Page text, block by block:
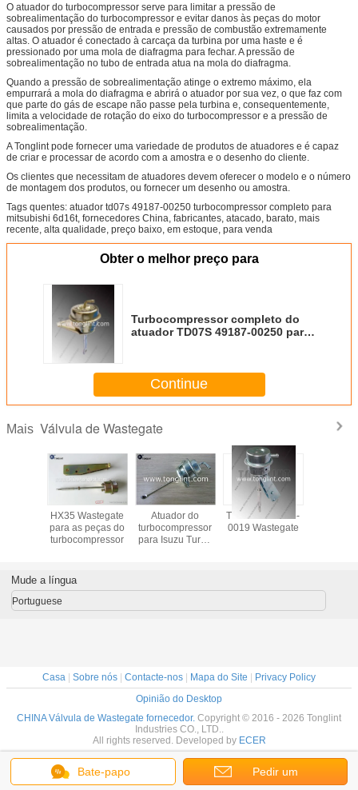
O atuador do turbocompressor serve para limitar a pressão de
sobrealimentação do turbocompressor e evitar danos às peças do motor
causados por pressão de entrada e pressão de combustão extremamente
altas. O atuador é conectado à carcaça da turbina por uma haste e é
pressionado por uma mola de diafragma para fechar. A pressão de
sobrealimentação no tubo de entrada atua na mola do diafragma.
Quando a pressão de sobrealimentação atinge o extremo máximo, ela
empurrará a mola do diafragma e abrirá o atuador por sua vez, o que faz com
que parte do gás de escape não passe pela turbina e, consequentemente,
limita a velocidade de rotação do eixo do turbocompressor e a pressão de
sobrealimentação.
A Tonglint pode fornecer uma variedade de produtos de atuadores e é capaz
de criar e processar de acordo com a amostra e o desenho do cliente.
Os clientes que necessitam de atuadores devem oferecer o modelo e o número
de montagem dos produtos, ou fornecer um desenho ou amostra.
Tags quentes: atuador td07s 49187-00250 turbocompressor completo para
mitsubishi 6d16t, fornecedores China, fabricantes, atacado, barato, mais
recente, alta qualidade, preço baixo, em estoque, para venda
Obter o melhor preço para
Turbocompressor completo do
atuador TD07S 49187-00250 para
Continue
Mais Válvula de Wastegate
HX35 Wastegate
para as peças do
turbocompressor
Atuador do
turbocompressor
para Isuzu Turbo
TB2818 702365-
0019 Wastegate
Bate-papo Pedir um
Mude a língua
Portuguese
Casa | Sobre nós | Contacte-nos | Mapa do Site | Privacy Policy
Opinião do Desktop
CHINA Válvula de Wastegate fornecedor. Copyright © 2016 - 2026 Tonglint
Industries CO., LTD..
All rights reserved. Developed by ECER